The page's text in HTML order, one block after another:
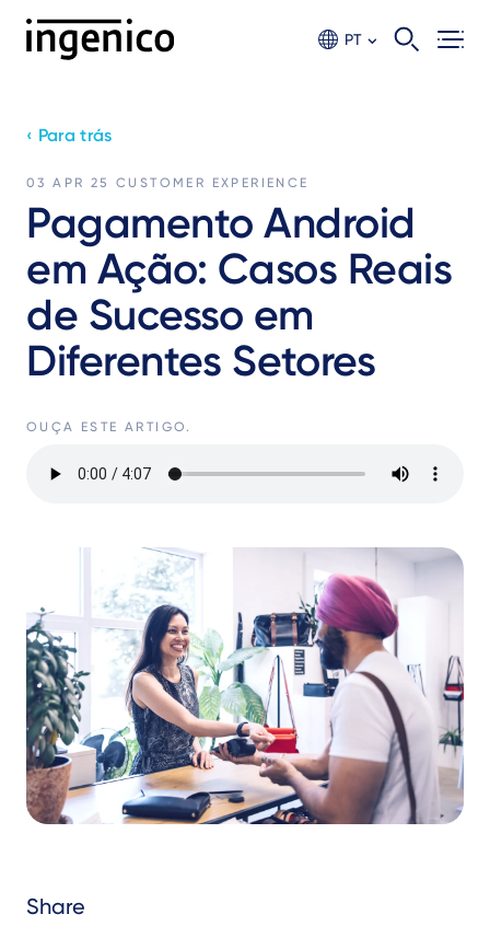
PT
‹ Para trás
03 APR 25CUSTOMER EXPERIENCE
Pagamento Android
em Ação: Casos Reais
de Sucesso em
Diferentes Setores
OUÇA ESTE ARTIGO.
file
Share